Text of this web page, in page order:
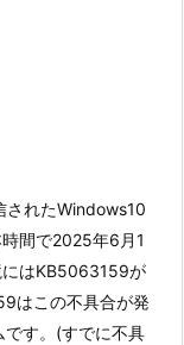
されたWindows10
間で2025年6月1
はKB5063159が
はこの不具合が発
す。(すでに不具